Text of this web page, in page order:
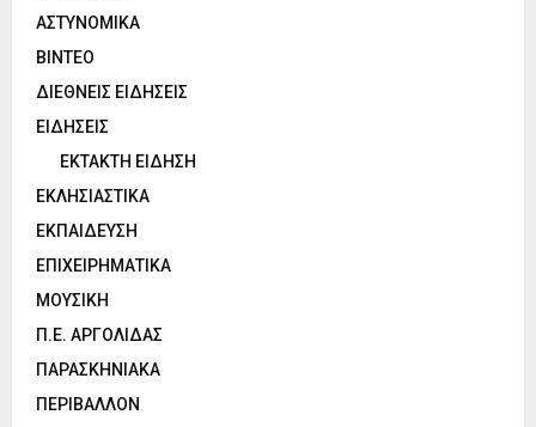
ΑΣΤΥΝΟΜΙΚΑ
ΒΙΝΤΕΟ
ΔΙΕΘΝΕΙΣ ΕΙΔΗΣΕΙΣ
ΕΙΔΗΣΕΙΣ
ΕΚΤΑΚΤΗ ΕΙΔΗΣΗ
ΕΚΛΗΣΙΑΣΤΙΚΑ
ΕΚΠΑΙΔΕΥΣΗ
ΕΠΙΧΕΙΡΗΜΑΤΙΚΑ
ΜΟΥΣΙΚΗ
Π.Ε. ΑΡΓΟΛΙΔΑΣ
ΠΑΡΑΣΚΗΝΙΑΚΑ
ΠΕΡΙΒΑΛΛΟΝ